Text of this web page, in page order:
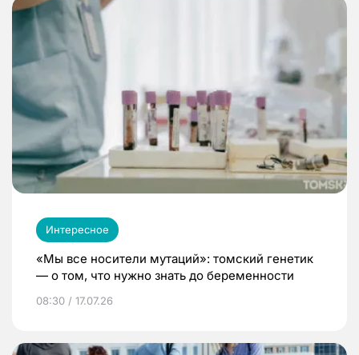
Интересное
«Мы все носители мутаций»: томский генетик
— о том, что нужно знать до беременности
08:30 / 17.07.26